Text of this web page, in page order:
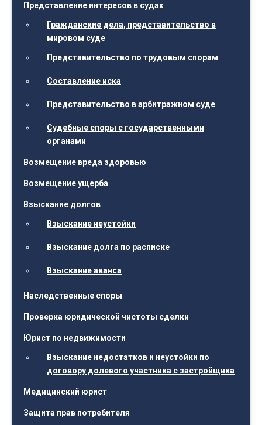
Представление интересов в судах
Гражданские дела, представительство в
мировом суде
Представительство по трудовым спорам
Составление иска
Представительство в арбитражном суде
Судебные споры с государственными
органами
Возмещение вреда здоровью
Возмещение ущерба
Взыскание долгов
Взыскание неустойки
Взыскание долга по расписке
Взыскание аванса
Наследственные споры
Проверка юридической чистоты сделки
Юрист по недвижимости
Взыскание недостатков и неустойки по
договору долевого участника с застройщика
Медицинский юрист
Защита прав потребителя